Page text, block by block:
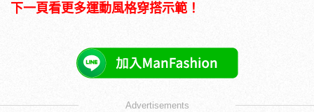
下一頁看更多運動風格穿搭示範！
Advertisements